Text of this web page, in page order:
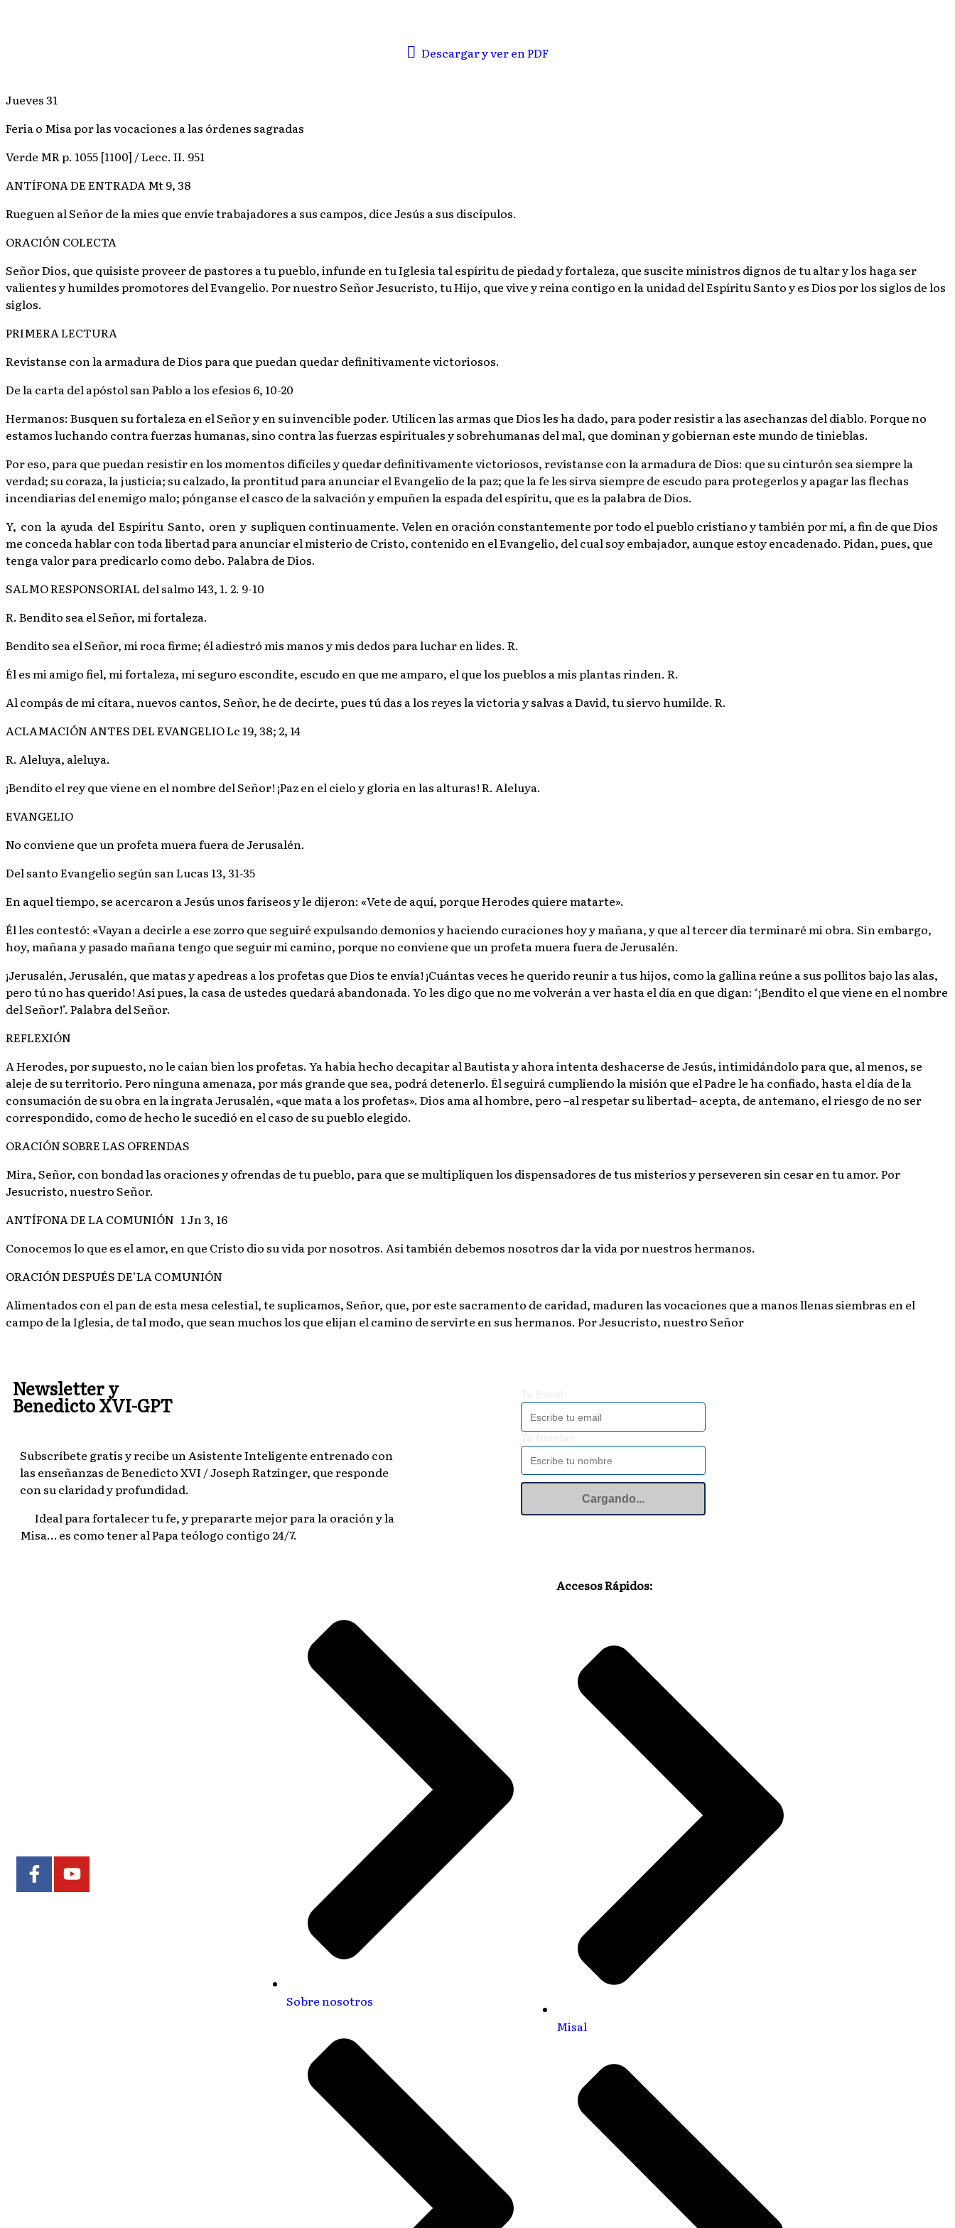
Descargar y ver en PDF
Jueves 31
Feria o Misa por las vocaciones a las órdenes sagradas
Verde MR p. 1055 [1100] / Lecc. II. 951
ANTÍFONA DE ENTRADA Mt 9, 38
Rueguen al Señor de la mies que envíe trabajadores a sus campos, dice Jesús a sus discípulos.
ORACIÓN COLECTA
Señor Dios, que quisiste proveer de pastores a tu pueblo, infunde en tu Iglesia tal espíritu de piedad y fortaleza, que suscite ministros dignos de tu altar y los haga ser
valientes y humildes promotores del Evangelio. Por nuestro Señor Jesucristo, tu Hijo, que vive y reina contigo en la unidad del Espíritu Santo y es Dios por los siglos de los
siglos.
PRIMERA LECTURA
Revístanse con la armadura de Dios para que puedan quedar definitivamente victoriosos.
De la carta del apóstol san Pablo a los efesios 6, 10-20
Hermanos: Busquen su fortaleza en el Señor y en su invencible poder. Utilicen las armas que Dios les ha dado, para poder resistir a las asechanzas del diablo. Porque no
estamos luchando contra fuerzas humanas, sino contra las fuerzas espirituales y sobrehumanas del mal, que dominan y gobiernan este mundo de tinieblas.
Por eso, para que puedan resistir en los momentos difíciles y quedar definitivamente victoriosos, revístanse con la armadura de Dios: que su cinturón sea siempre la
verdad; su coraza, la justicia; su calzado, la prontitud para anunciar el Evangelio de la paz; que la fe les sirva siempre de escudo para protegerlos y apagar las flechas
incendiarias del enemigo malo; pónganse el casco de la salvación y empuñen la espada del espíritu, que es la palabra de Dios.
Y, con la ayuda del Espíritu Santo, oren y supliquen continuamente. Velen en oración constantemente por todo el pueblo cristiano y también por mí, a fin de que Dios
me conceda hablar con toda libertad para anunciar el misterio de Cristo, contenido en el Evangelio, del cual soy embajador, aunque estoy encadenado. Pidan, pues, que
tenga valor para predicarlo como debo. Palabra de Dios.
SALMO RESPONSORIAL del salmo 143, 1. 2. 9-10
R. Bendito sea el Señor, mi fortaleza.
Bendito sea el Señor, mi roca firme; él adiestró mis manos y mis dedos para luchar en lides. R.
Él es mi amigo fiel, mi fortaleza, mi seguro escondite, escudo en que me amparo, el que los pueblos a mis plantas rinden. R.
Al compás de mi cítara, nuevos cantos, Señor, he de decirte, pues tú das a los reyes la victoria y salvas a David, tu siervo humilde. R.
ACLAMACIÓN ANTES DEL EVANGELIO Lc 19, 38; 2, 14
R. Aleluya, aleluya.
¡Bendito el rey que viene en el nombre del Señor! ¡Paz en el cielo y gloria en las alturas! R. Aleluya.
EVANGELIO
No conviene que un profeta muera fuera de Jerusalén.
Del santo Evangelio según san Lucas 13, 31-35
En aquel tiempo, se acercaron a Jesús unos fariseos y le dijeron: «Vete de aquí, porque Herodes quiere matarte».
Él les contestó: «Vayan a decirle a ese zorro que seguiré expulsando demonios y haciendo curaciones hoy y mañana, y que al tercer día terminaré mi obra. Sin embargo,
hoy, mañana y pasado mañana tengo que seguir mi camino, porque no conviene que un profeta muera fuera de Jerusalén.
¡Jerusalén, Jerusalén, que matas y apedreas a los profetas que Dios te envía! ¡Cuántas veces he querido reunir a tus hijos, como la gallina reúne a sus pollitos bajo las alas,
pero tú no has querido! Así pues, la casa de ustedes quedará abandonada. Yo les digo que no me volverán a ver hasta el día en que digan: ‘¡Bendito el que viene en el nombre
del Señor!’. Palabra del Señor.
REFLEXIÓN
A Herodes, por supuesto, no le caían bien los profetas. Ya había hecho decapitar al Bautista y ahora intenta deshacerse de Jesús, intimidándolo para que, al menos, se
aleje de su territorio. Pero ninguna amenaza, por más grande que sea, podrá detenerlo. Él seguirá cumpliendo la misión que el Padre le ha confiado, hasta el día de la
consumación de su obra en la ingrata Jerusalén, «que mata a los profetas». Dios ama al hombre, pero –al respetar su libertad– acepta, de antemano, el riesgo de no ser
correspondido, como de hecho le sucedió en el caso de su pueblo elegido.
ORACIÓN SOBRE LAS OFRENDAS
Mira, Señor, con bondad las oraciones y ofrendas de tu pueblo, para que se multipliquen los dispensadores de tus misterios y perseveren sin cesar en tu amor. Por
Jesucristo, nuestro Señor.
ANTÍFONA DE LA COMUNIÓN 1 Jn 3, 16
Conocemos lo que es el amor, en que Cristo dio su vida por nosotros. Así también debemos nosotros dar la vida por nuestros hermanos.
ORACIÓN DESPUÉS DE’LA COMUNIÓN
Alimentados con el pan de esta mesa celestial, te suplicamos, Señor, que, por este sacramento de caridad, maduren las vocaciones que a manos llenas siembras en el
campo de la Iglesia, de tal modo, que sean muchos los que elijan el camino de servirte en sus hermanos. Por Jesucristo, nuestro Señor
Newsletter y
Benedicto XVI-GPT
Subscríbete gratis y recibe un Asistente Inteligente entrenado con
las enseñanzas de Benedicto XVI / Joseph Ratzinger, que responde
con su claridad y profundidad.
Ideal para fortalecer tu fe, y prepararte mejor para la oración y la
Misa… es como tener al Papa teólogo contigo 24/7.
Recibir
Sobre nosotros
Accesos Rápidos:
Misal